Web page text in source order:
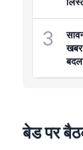
3
बेड पर